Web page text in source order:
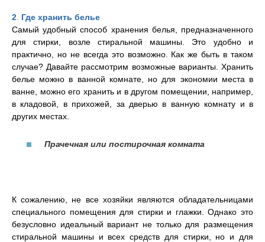
2. Где хранить белье
Самый удобный способ хранения белья, предназначенного
для стирки, возле стиральной машины. Это удобно и
практично, но не всегда это возможно. Как же быть в таком
случае? Давайте рассмотрим возможные варианты. Хранить
белье можно в ванной комнате, но для экономии места в
ванне, можно его хранить и в другом помещении, например,
в кладовой, в прихожей, за дверью в ванную комнату и в
других местах.
Прачечная или постирочная комната
К сожалению, не все хозяйки являются обладательницами
специального помещения для стирки и глажки. Однако это
безусловно идеальный вариант не только для размещения
стиральной машины и всех средств для стирки, но и для